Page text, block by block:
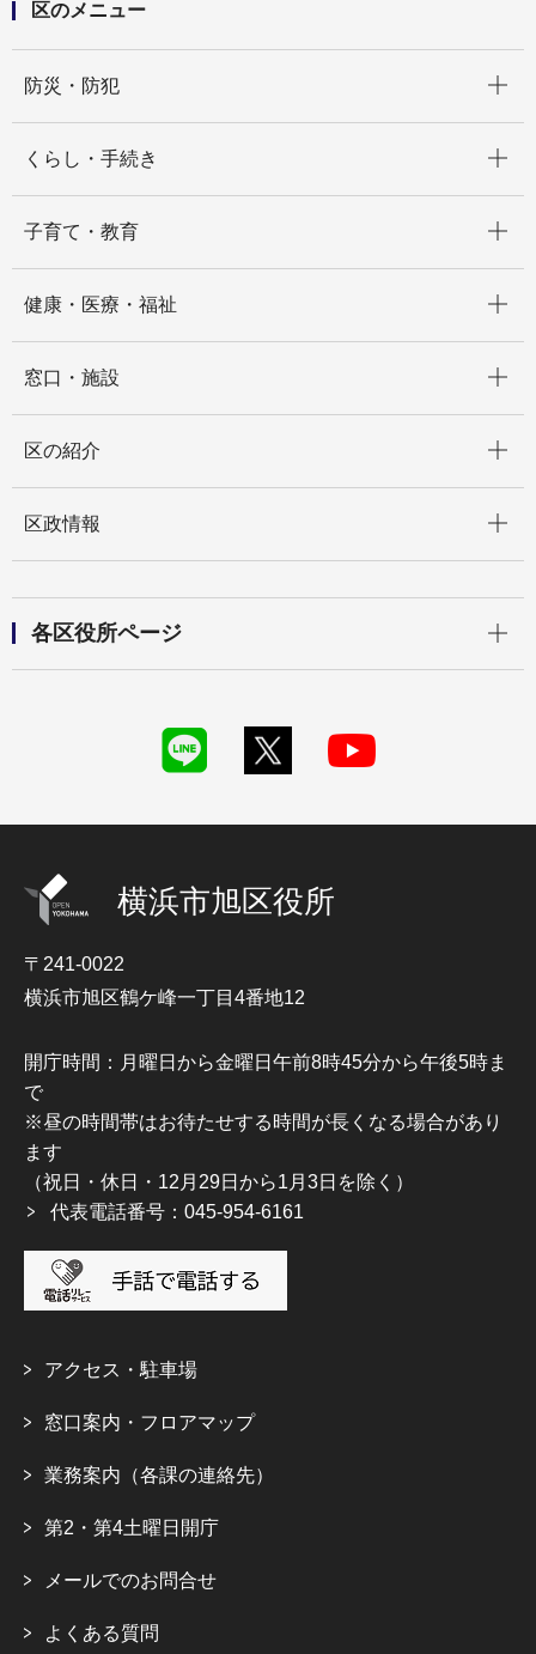
区のメニュー
防災・防犯
くらし・手続き
子育て・教育
健康・医療・福祉
窓口・施設
区の紹介
区政情報
各区役所ページ
横浜市旭区役所
〒241-0022
横浜市旭区鶴ケ峰一丁目4番地12
開庁時間：月曜日から金曜日午前8時45分から午後5時ま
で
※昼の時間帯はお待たせする時間が長くなる場合があり
ます
（祝日・休日・12月29日から1月3日を除く）
代表電話番号：045-954-6161
アクセス・駐車場
窓口案内・フロアマップ
業務案内（各課の連絡先）
第2・第4土曜日開庁
メールでのお問合せ
よくある質問